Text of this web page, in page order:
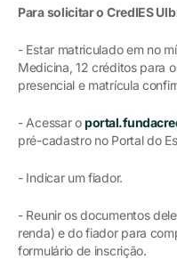
Para solicitar o CredIES
- Estar matriculado em no
Medicina, 12 créditos para
presencial e matrícula
- Acessar o
pré-cadastro no Portal do
- Indicar um fiador.
- Reunir os documentos
renda) e do fiador para
formulário de inscrição.